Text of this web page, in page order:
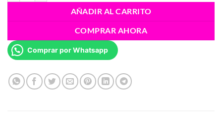
AÑADIR AL CARRITO
COMPRAR AHORA
Comprar por Whatsapp